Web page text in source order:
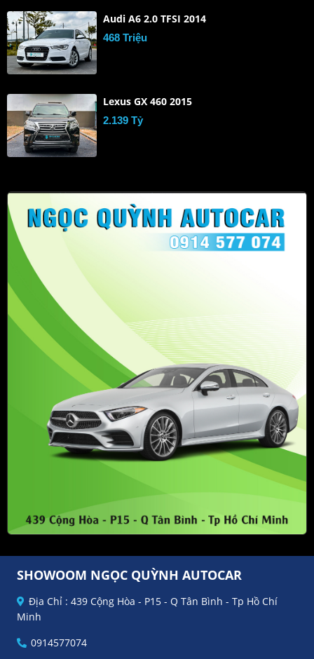
Audi A6 2.0 TFSI 2014
468 Triệu
Lexus GX 460 2015
2.139 Tỷ
SHOWOOM NGỌC QUỲNH AUTOCAR
Địa Chỉ : 439 Cộng Hòa - P15 - Q Tân Bình - Tp Hồ Chí
Minh
0914577074